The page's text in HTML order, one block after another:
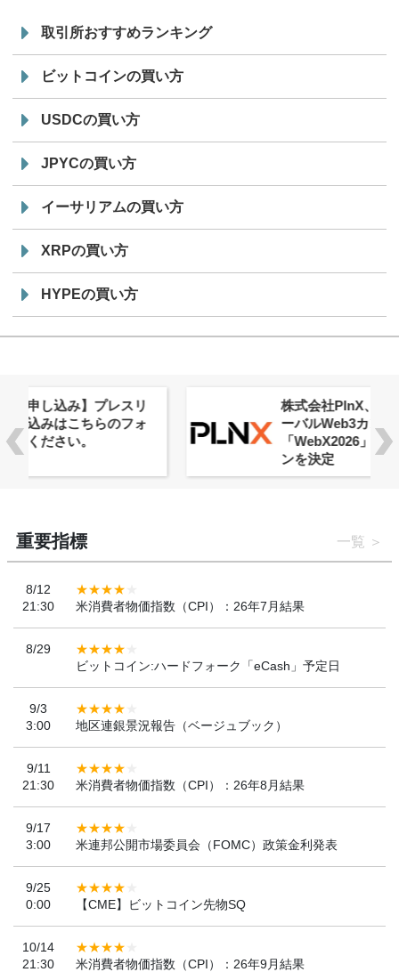
取引所おすすめランキング
ビットコインの買い方
USDCの買い方
JPYCの買い方
イーサリアムの買い方
XRPの買い方
HYPEの買い方
株式会社PlnX、アジア最大級のグロ
ーバルWeb3カンファレンス
「WebX2026」とのコラボレーショ
重要指標 一覧
8/12
21:30
米消費者物価指数（CPI）：26年7月結果
8/29
ビットコイン:ハードフォーク「eCash」予定日
9/3
3:00
地区連銀景況報告（ベージュブック）
9/11
21:30
米消費者物価指数（CPI）：26年8月結果
9/17
3:00
米連邦公開市場委員会（FOMC）政策金利発表
9/25
0:00
【CME】ビットコイン先物SQ
10/14
21:30
米消費者物価指数（CPI）：26年9月結果